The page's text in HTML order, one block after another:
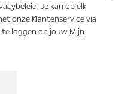
. Je kan op elk
onze Klantenservice via
loggen op jouw Mijn